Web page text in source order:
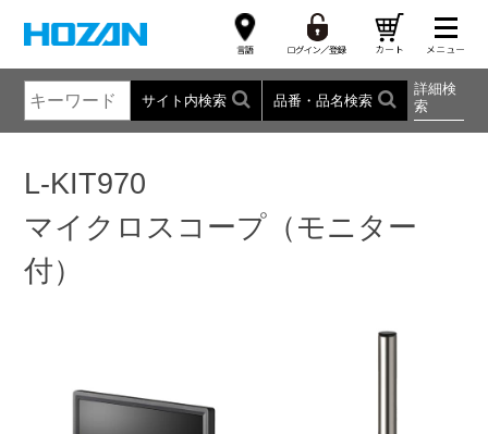
サイト内検索 品番・品名検索
詳細検
索
L-KIT970
マイクロスコープ（モニター
付）